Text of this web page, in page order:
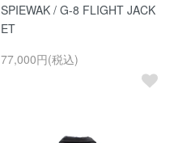
SPIEWAK / G-8 FLIGHT JACK
ET
77,000円(税込)